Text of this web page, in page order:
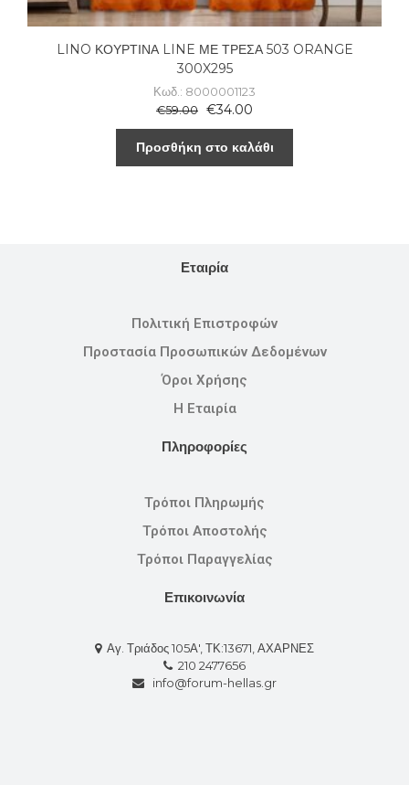
LINO ΚΟΥΡΤΙΝΑ LINE ΜΕ ΤΡΕΣΑ 503 ORANGE
300X295
Κωδ.: 8000001123
€59.00 €34.00
Προσθήκη στο καλάθι
Εταιρία
Πολιτική Επιστροφών
Προστασία Προσωπικών Δεδομένων
Όροι Χρήσης
Η Εταιρία
Πληροφορίες
Τρόποι Πληρωμής
Τρόποι Αποστολής
Τρόποι Παραγγελίας
Επικοινωνία
Αγ. Τριάδος 105Α', ΤΚ:13671, ΑΧΑΡΝΕΣ
210 2477656
info@forum-hellas.gr